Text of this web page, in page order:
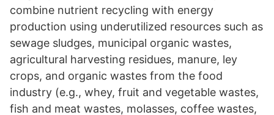
combine nutrient recycling with energy
production using underutilized resources such as
sewage sludges, municipal organic wastes,
agricultural harvesting residues, manure, ley
crops, and organic wastes from the food
industry (e.g., whey, fruit and vegetable wastes,
fish and meat wastes, molasses, coffee wastes,